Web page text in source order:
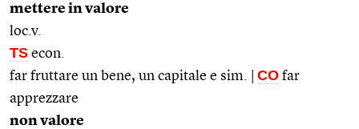
mettere in valore
loc.v.
TS econ.
far fruttare un bene, un capitale e sim. | CO far
apprezzare
non valore